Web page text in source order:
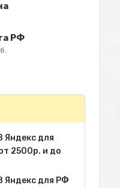
РФ
Яндекс для
2500р. и до
Яндекс для РФ